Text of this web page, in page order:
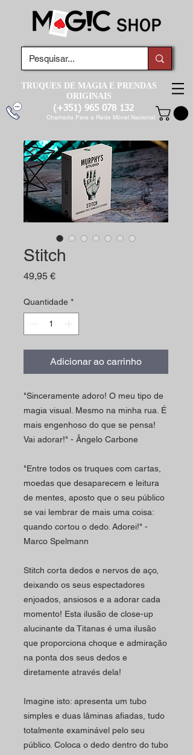
TRUQUES DE MAGIA E PRENDAS
ORIGINAIS
(+351) 965 078 132
Chamada Para a Rede Móvel Nacional
Stitch
49,95 €Preço
Quantidade *
Adicionar ao carrinho
"Sinceramente adoro! O meu tipo de
magia visual. Mesmo na minha rua. É
mais engenhoso do que se pensa!
Vai adorar!" - Ângelo Carbone
"Entre todos os truques com cartas,
moedas que desaparecem e leitura
de mentes, aposto que o seu público
se vai lembrar de mais uma coisa:
quando cortou o dedo. Adorei!" -
Marco Spelmann
Stitch corta dedos e nervos de aço,
deixando os seus espectadores
enjoados, ansiosos e a adorar cada
momento! Esta ilusão de close-up
alucinante da Titanas é uma ilusão
que proporciona choque e admiração
na ponta dos seus dedos e
diretamente através dela!
Imagine isto: apresenta um tubo
simples e duas lâminas afiadas, tudo
totalmente examinável pelo seu
público. Coloca o dedo dentro do tubo